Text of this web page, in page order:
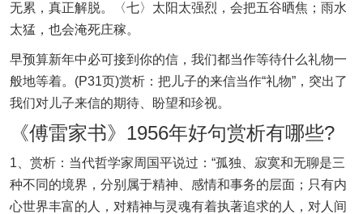
无累，真正解脱。〈七〉太阳太强烈，会把五谷晒焦；雨水
太猛，也会淹死庄稼。
早预算新年中必可接到你的信，我们都当作等待什么礼物一
般地等着。(P31页)赏析：把儿子的来信当作“礼物”，突出了
我们对儿子来信的期待、盼望和珍视。
《傅雷家书》1956年好句赏析有哪些?
1、赏析：当代哲学家周国平说过：“孤独、寂寞和无聊是三
种不同的境界，分别属于精神、感情和事务的层面；只有内
心世界丰富的人，对精神与灵魂有着执著追求的人，对人间